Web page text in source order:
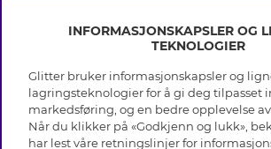
INFO
Vilkår
Personvern
OM GLITTER
INFORMASJONSKAPSLER OG
TEKNOLOGIER
Glitter bruker informasjonskapsler og
lagringsteknologier for å gi deg tilpasset
markedsføring, og en bedre opplevelse
Når du klikker på «Godkjenn og lukk»,
har lest våre retningslinjer for